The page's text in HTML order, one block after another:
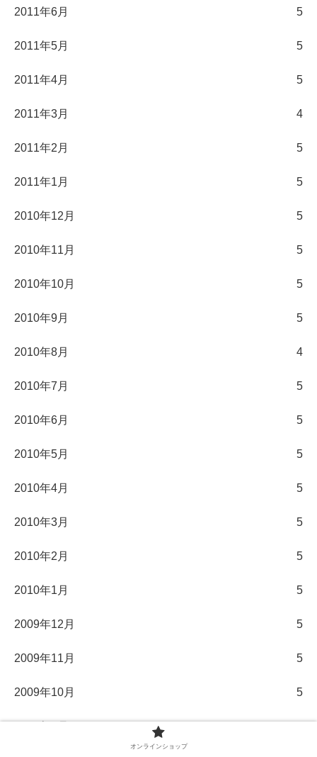
2011年6月 5
2011年5月 5
2011年4月 5
2011年3月 4
2011年2月 5
2011年1月 5
2010年12月 5
2010年11月 5
2010年10月 5
2010年9月 5
2010年8月 4
2010年7月 5
2010年6月 5
2010年5月 5
2010年4月 5
2010年3月 5
2010年2月 5
2010年1月 5
2009年12月 5
2009年11月 5
2009年10月 5
オンラインショップ